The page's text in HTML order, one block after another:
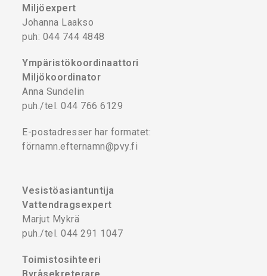
Miljöexpert
Johanna Laakso
puh: 044 744 4848
Ympäristökoordinaattori
Miljökoordinator
Anna Sundelin
puh./tel. 044 766 6129
E-postadresser har formatet:
förnamn.efternamn@pvy.fi
Vesistöasiantuntija
Vattendragsexpert
Marjut Mykrä
puh./tel. 044 291 1047
Toimistosihteeri